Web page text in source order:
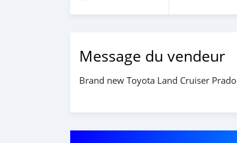
Message du vendeur
Brand new Toyota Land Cruiser Prado